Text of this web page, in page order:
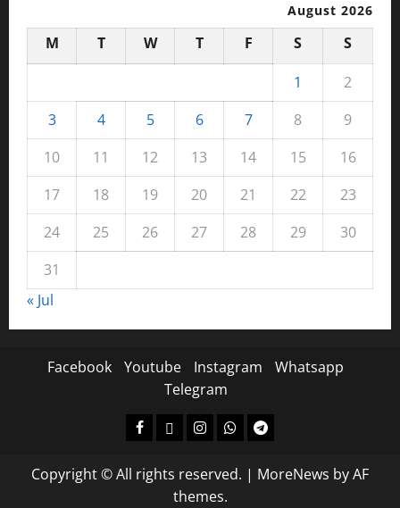
August 2026
M T W T F S
S
1
2
3
4 5 6 7 8
9
10
11 12 13 14 15
16
17
18 19 20 21 22
23
24
25 26 27 28 29
30
31
« Jul
Facebook Youtube Instagram
Whatsapp
Telegram
Copyright © All rights reserved. | MoreNews by AF
themes.